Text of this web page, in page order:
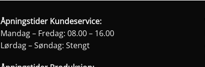
Åpningstider Kundeservice:
Mandag – Fredag: 08.00 – 16.00
Lørdag – Søndag: Stengt